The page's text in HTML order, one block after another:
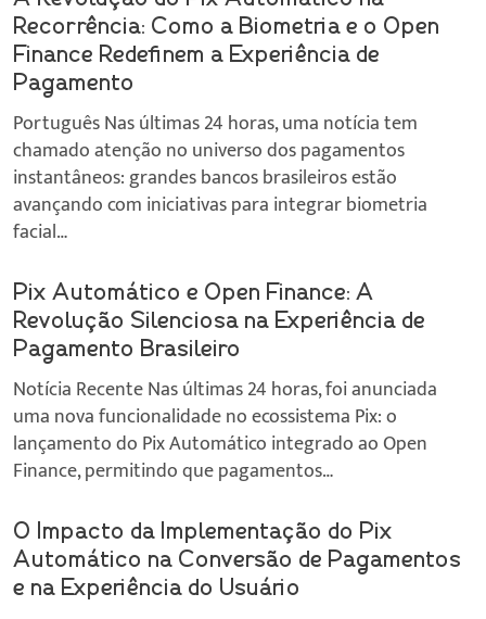
Recorrência: Como a Biometria e o Open
Finance Redefinem a Experiência de
Pagamento
Português Nas últimas 24 horas, uma notícia tem
chamado atenção no universo dos pagamentos
instantâneos: grandes bancos brasileiros estão
avançando com iniciativas para integrar biometria
facial…
Pix Automático e Open Finance: A
Revolução Silenciosa na Experiência de
Pagamento Brasileiro
Notícia Recente Nas últimas 24 horas, foi anunciada
uma nova funcionalidade no ecossistema Pix: o
lançamento do Pix Automático integrado ao Open
Finance, permitindo que pagamentos…
O Impacto da Implementação do Pix
Automático na Conversão de Pagamentos
e na Experiência do Usuário